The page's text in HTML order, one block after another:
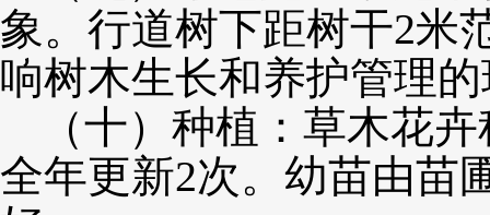
象。行道树下距树干2米
响树木生长和养护管理
（十）种植：草木花
全年更新2次。幼苗由苗